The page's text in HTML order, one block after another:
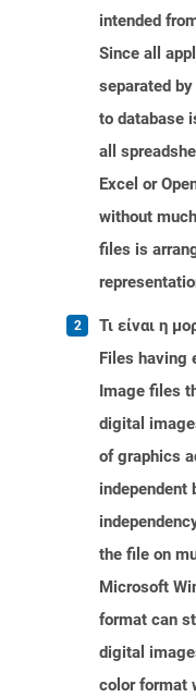
intended
Since all
separated
to database
all
Excel or
without
files is
Τι είναι η
Files having
Image files
digital
of graphics
independent
the file on
Microsoft
format can
digital
color format